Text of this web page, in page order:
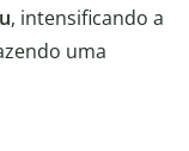
, intensificando a
uma